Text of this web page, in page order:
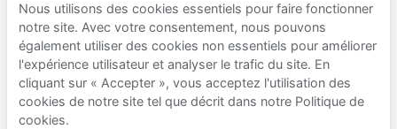
pendant les
périodes de
forte affluence,
réserver à
l’avance une
Nous utilisons des cookies essentiels pour faire fonctionner
notre site. Avec votre consentement, nous pouvons
également utiliser des cookies non essentiels pour améliorer
l'expérience utilisateur et analyser le trafic du site. En
cliquant sur « Accepter », vous acceptez l'utilisation des
cookies de notre site tel que décrit dans notre Politique de
cookies.